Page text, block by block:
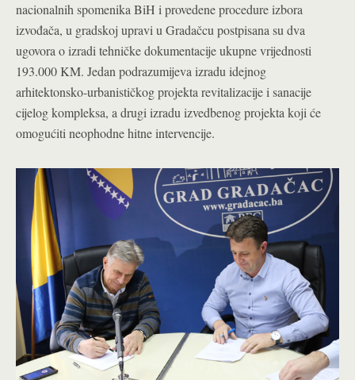
nacionalnih spomenika BiH i provedene procedure izbora
izvođača, u gradskoj upravi u Gradačcu postpisana su dva
ugovora o izradi tehničke dokumentacije ukupne vrijednosti
193.000 KM. Jedan podrazumijeva izradu idejnog
arhitektonsko-urbanističkog projekta revitalizacije i sanacije
cijelog kompleksa, a drugi izradu izvedbenog projekta koji će
omogućiti neophodne hitne intervencije.